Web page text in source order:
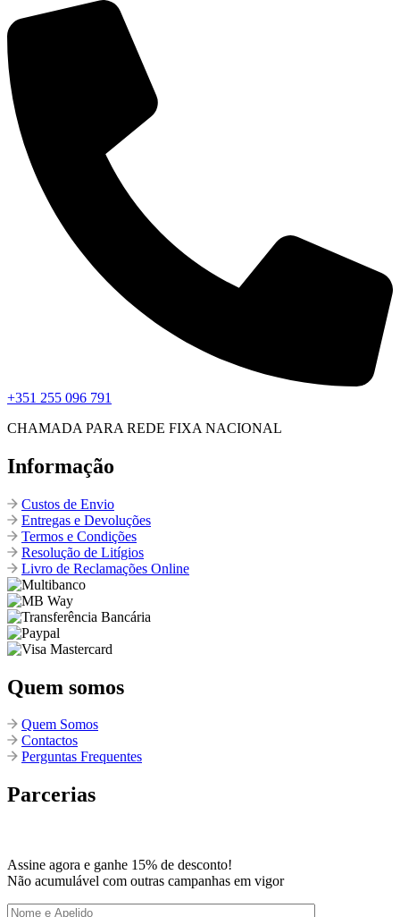
+351 255 096 791
CHAMADA PARA REDE FIXA NACIONAL
Informação
Custos de Envio
Entregas e Devoluções
Termos e Condições
Resolução de Litígios
Livro de Reclamações Online
Quem somos
Quem Somos
Contactos
Perguntas Frequentes
Parcerias
Assine agora e ganhe 15% de desconto!
Não acumulável com outras campanhas em vigor